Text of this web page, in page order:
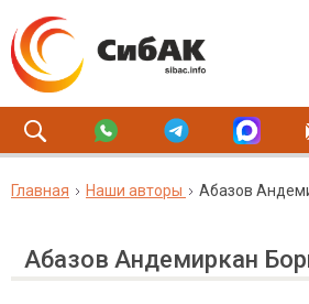
Главная Наши авторы Абазов
Абазов Андемиркан